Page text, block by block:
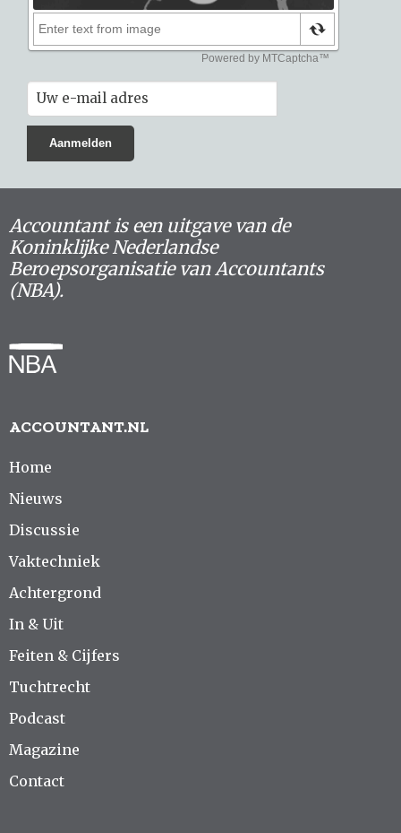
Accountant is een uitgave van de
Koninklijke Nederlandse
Beroepsorganisatie van Accountants
(NBA).
ACCOUNTANT.NL
Home
Nieuws
Discussie
Vaktechniek
Achtergrond
In & Uit
Feiten & Cijfers
Tuchtrecht
Podcast
Magazine
Contact